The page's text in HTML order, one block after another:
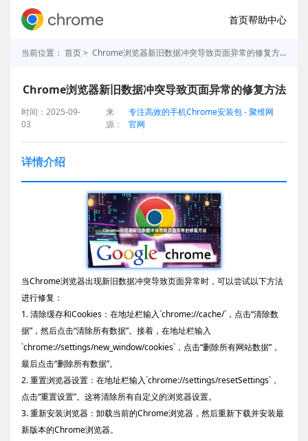
首页帮助中心
当前位置： 首页> Chrome浏览器新旧数据冲突导致页面异常的修复方法
Chrome浏览器新旧数据冲突导致页面异常的修复方法
时间：2025-09-
03
来
源：
专注高效的手机Chrome安装包 - 聚维网
官网
详情介绍
当Chrome浏览器出现新旧数据冲突导致页面异常时，可以尝试以下方法
进行修复：
1. 清除缓存和Cookies：在地址栏输入`chrome://cache/`，点击“清除数
据”，然后点击“清除所有数据”。接着，在地址栏输入
`chrome://settings/new_window/cookies`，点击“删除所有网站数据”，
最后点击“删除所有数据”。
2. 重置浏览器设置：在地址栏输入`chrome://settings/resetSettings`，
点击“重置设置”。这将清除所有自定义的浏览器设置。
3. 重新安装浏览器：卸载当前的Chrome浏览器，然后重新下载并安装最
新版本的Chrome浏览器。